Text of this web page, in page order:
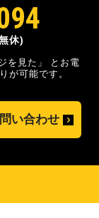
休)
を見た」
とお電
が可能です。
い合わせ